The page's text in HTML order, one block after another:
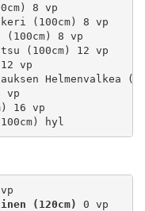
8 vp
(100cm) 8 vp
8 vp
(100cm) 12 vp
vp
Helmenvalkea
vp
16 vp
hyl
(120cm)